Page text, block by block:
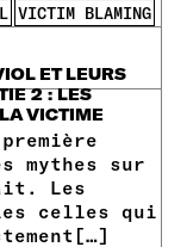
VICTIM BLAMING
ET LEURS
2 : LES
VICTIME
mythes sur
Les
celles qui